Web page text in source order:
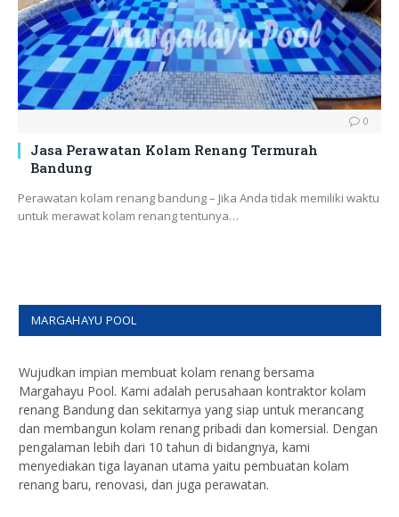
0
Jasa Perawatan Kolam Renang Termurah
Bandung
Perawatan kolam renang bandung – Jika Anda tidak memiliki waktu
untuk merawat kolam renang tentunya…
MARGAHAYU POOL
Wujudkan impian membuat kolam renang bersama
Margahayu Pool. Kami adalah perusahaan kontraktor kolam
renang Bandung dan sekitarnya yang siap untuk merancang
dan membangun kolam renang pribadi dan komersial. Dengan
pengalaman lebih dari 10 tahun di bidangnya, kami
menyediakan tiga layanan utama yaitu pembuatan kolam
renang baru, renovasi, dan juga perawatan.